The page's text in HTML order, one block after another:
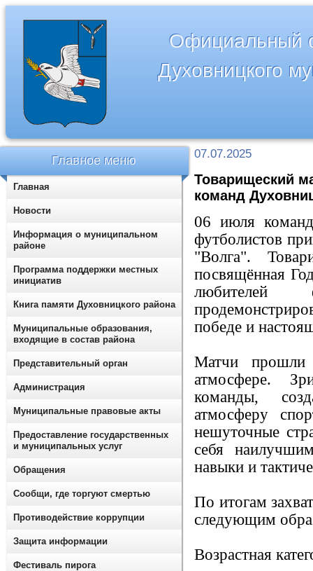
Официальный
Духовницкого
07.07.2025
Товарищеский
команд
06 июля
футболистов
"Волга".
посвящённая
любителей
победе и
Матчи прошли
атмосфере.
команды,
атмосферу
нешуточные
себя
навыки и
По итогам
следующим
Возрастная
Главное меню
Главная
Новости
Информация о муниципальном
районе
Программа поддержки местных
инициатив
Книга памяти Духовницкого района
Муниципальные образования,
входящие в состав района
Представительный орган
Администрация
Муниципальные правовые акты
Предоставление государственных
и муниципальных услуг
Обращения
Сообщи, где торгуют смертью
Противодействие коррупции
Защита информации
Фестиваль пирога